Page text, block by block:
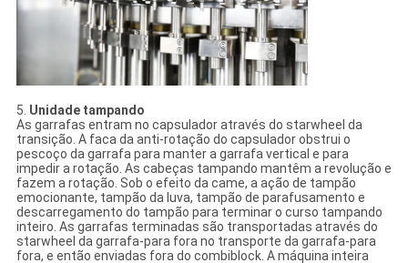
5. Unidade tampando
As garrafas entram no capsulador através do starwheel da
transição. A faca da anti-rotação do capsulador obstrui o
pescoço da garrafa para manter a garrafa vertical e para
impedir a rotação. As cabeças tampando mantêm a revolução e
fazem a rotação. Sob o efeito da came, a ação de tampão
emocionante, tampão da luva, tampão de parafusamento e
descarregamento do tampão para terminar o curso tampando
inteiro. As garrafas terminadas são transportadas através do
starwheel da garrafa-para fora no transporte da garrafa-para
fora, e então enviadas fora do combiblock. A máquina inteira